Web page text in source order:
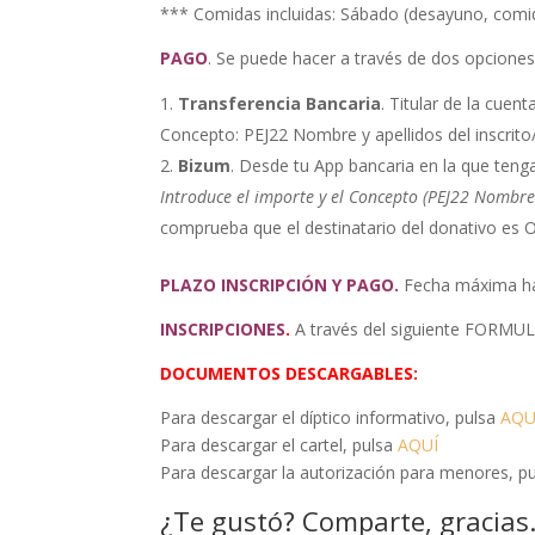
*** Comidas incluidas: Sábado (desayuno,
PAGO. Se puede hacer a través de dos
Transferencia Bancaria. Titular de la
Concepto: PEJ22 Nombre y apellidos del
Bizum. Desde tu App bancaria en la que
Introduce el importe y el Concepto (PEJ22
comprueba que el destinatario del donativo es
PLAZO INSCRIPCIÓN Y PAGO. Fecha máxima
INSCRIPCIONES.A través del siguiente
DOCUMENTOS DESCARGABLES:
Para descargar el díptico informativo, pulsa
Para descargar el cartel, pulsaAQUÍ
Para descargar la autorización para menores,
¿Te gustó? Comparte, gracias.